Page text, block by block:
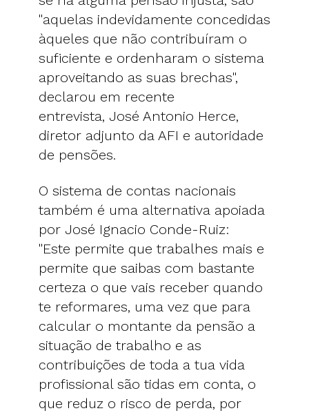
"aquelas indevidamente concedidas
àqueles que não contribuíram o
suficiente e ordenharam o sistema
aproveitando as suas brechas",
declarou em recente
entrevista, José Antonio Herce,
diretor adjunto da AFI e autoridade
de pensões.
O sistema de contas nacionais
também é uma alternativa apoiada
por José Ignacio Conde-Ruiz:
"Este permite que trabalhes mais e
permite que saibas com bastante
certeza o que vais receber quando
te reformares, uma vez que para
calcular o montante da pensão a
situação de trabalho e as
contribuições de toda a tua vida
profissional são tidas em conta, o
que reduz o risco de perda, por